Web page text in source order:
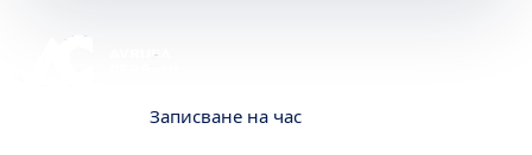
Записване на час